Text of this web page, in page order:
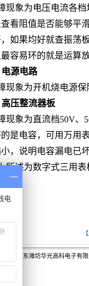
现象为电压电流各
看阻值是否能够平
如果均好就查振荡
容易环的就是运算
电源电路
现象为开机烧电源
高压整流器板
现象为直流档50V、
是电容，可用万用
，说明电容漏电已坏
所述为数字式三用表
版权:山东潍坊华光高科电子有
电